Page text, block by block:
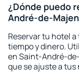
¿Dónde puedo
André-de-
Reservar tu hotel
tiempo y dinero.
en Saint-André-
que se ajuste a